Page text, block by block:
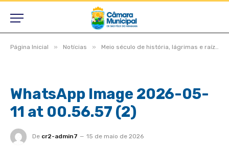
Página Inicial » Notícias » Meio século de história, lágrimas e raízes, São Félix do Araguaia vive noite inesquecível em homenagem aos pioneiros
WhatsApp Image 2026-05-
11 at 00.56.57 (2)
De cr2-admin7 15 de maio de 2026